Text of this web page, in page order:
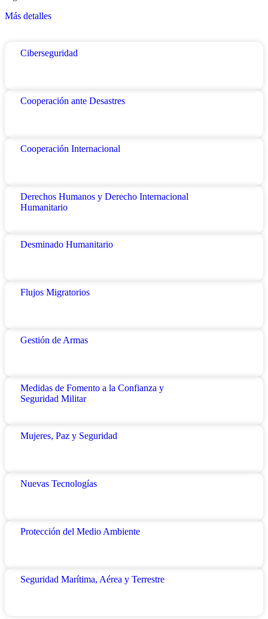
Más detalles
Ciberseguridad
Cooperación ante Desastres
Cooperación Internacional
Derechos Humanos y Derecho Internacional
Humanitario
Desminado Humanitario
Flujos Migratorios
Gestión de Armas
Medidas de Fomento a la Confianza y
Seguridad Militar
Mujeres, Paz y Seguridad
Nuevas Tecnologías
Protección del Medio Ambiente
Seguridad Marítima, Aérea y Terrestre